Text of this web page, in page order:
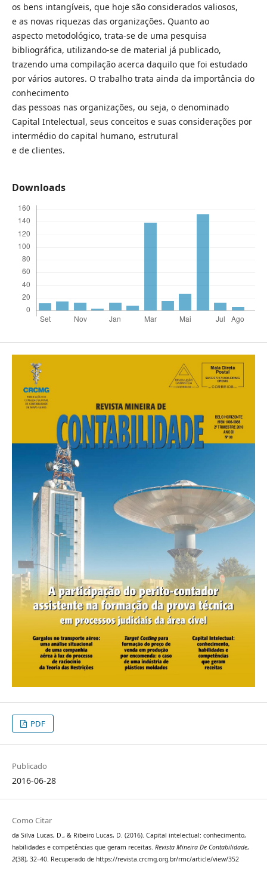
os bens intangíveis, que hoje são considerados valiosos,
e as novas riquezas das organizações. Quanto ao
aspecto metodológico, trata-se de uma pesquisa
bibliográfica, utilizando-se de material já publicado,
trazendo uma compilação acerca daquilo que foi estudado
por vários autores. O trabalho trata ainda da importância do
conhecimento
das pessoas nas organizações, ou seja, o denominado
Capital Intelectual, seus conceitos e suas considerações por
intermédio do capital humano, estrutural
e de clientes.
Downloads
PDF
Publicado
2016-06-28
Como Citar
da Silva Lucas, D., & Ribeiro Lucas, D. (2016). Capital intelectual: conhecimento,
habilidades e competências que geram receitas. Revista Mineira De Contabilidade,
2(38), 32–40. Recuperado de https://revista.crcmg.org.br/rmc/article/view/352